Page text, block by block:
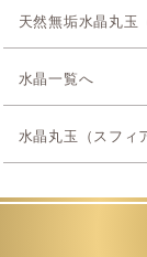
天然無垢水晶丸玉
水晶一覧へ
水晶丸玉（スフィ